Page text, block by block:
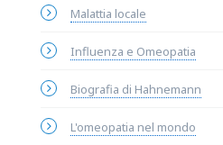
Malattia locale
Influenza e Omeopatia
Biografia di Hahnemann
L'omeopatia nel mondo